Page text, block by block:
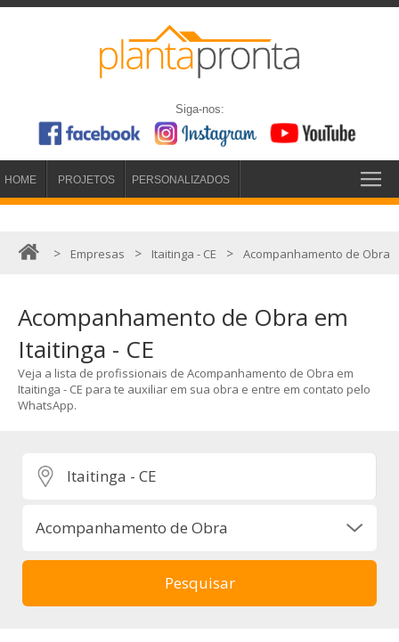
Siga-nos:
HOME PROJETOS PERSONALIZADOS
> Empresas > Itaitinga - CE > Acompanhamento de Obra
Acompanhamento de Obra em
Itaitinga - CE
Veja a lista de profissionais de Acompanhamento de Obra em
Itaitinga - CE para te auxiliar em sua obra e entre em contato pelo
WhatsApp.